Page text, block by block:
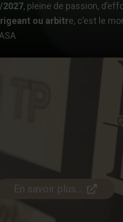
2027, pleine de passion,
ou arbitre, c’est le
En savoir plus…